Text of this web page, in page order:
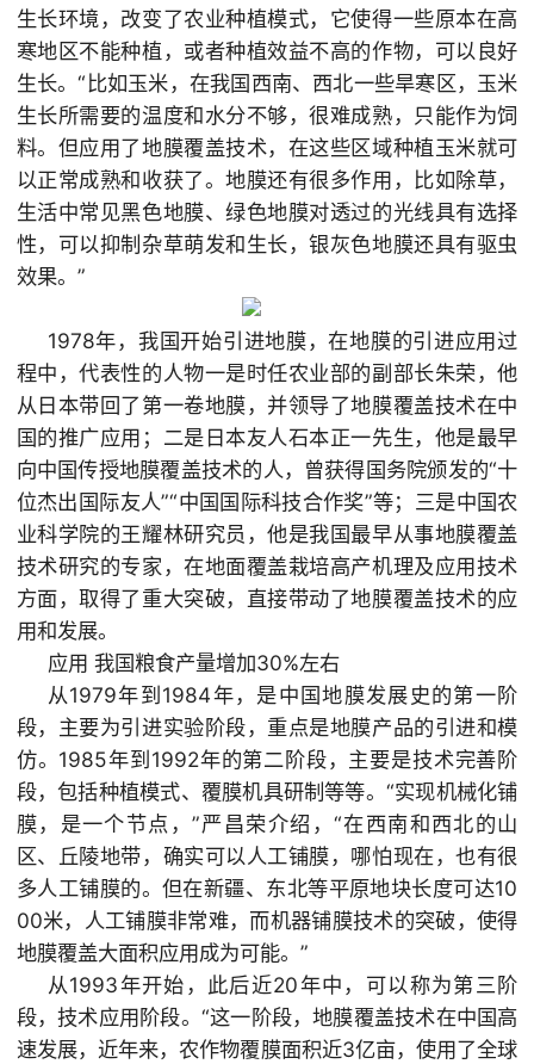
生长环境，改变了农业种植模式，它使得一些原本在高
寒地区不能种植，或者种植效益不高的作物，可以良好
生长。“比如玉米，在我国西南、西北一些旱寒区，玉米
生长所需要的温度和水分不够，很难成熟，只能作为饲
料。但应用了地膜覆盖技术，在这些区域种植玉米就可
以正常成熟和收获了。地膜还有很多作用，比如除草，
生活中常见黑色地膜、绿色地膜对透过的光线具有选择
性，可以抑制杂草萌发和生长，银灰色地膜还具有驱虫
效果。”
1978年，我国开始引进地膜，在地膜的引进应用过
程中，代表性的人物一是时任农业部的副部长朱荣，他
从日本带回了第一卷地膜，并领导了地膜覆盖技术在中
国的推广应用；二是日本友人石本正一先生，他是最早
向中国传授地膜覆盖技术的人，曾获得国务院颁发的“十
位杰出国际友人”“中国国际科技合作奖”等；三是中国农
业科学院的王耀林研究员，他是我国最早从事地膜覆盖
技术研究的专家，在地面覆盖栽培高产机理及应用技术
方面，取得了重大突破，直接带动了地膜覆盖技术的应
用和发展。
应用 我国粮食产量增加30%左右
从1979年到1984年，是中国地膜发展史的第一阶
段，主要为引进实验阶段，重点是地膜产品的引进和模
仿。1985年到1992年的第二阶段，主要是技术完善阶
段，包括种植模式、覆膜机具研制等等。“实现机械化铺
膜，是一个节点，”严昌荣介绍，“在西南和西北的山
区、丘陵地带，确实可以人工铺膜，哪怕现在，也有很
多人工铺膜的。但在新疆、东北等平原地块长度可达10
00米，人工铺膜非常难，而机器铺膜技术的突破，使得
地膜覆盖大面积应用成为可能。”
从1993年开始，此后近20年中，可以称为第三阶
段，技术应用阶段。“这一阶段，地膜覆盖技术在中国高
速发展，近年来，农作物覆膜面积近3亿亩，使用了全球